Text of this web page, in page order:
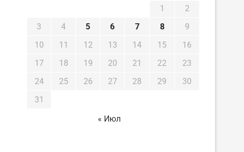
1
2
3
4 5 6 7 8
9
10
11 12 13 14 15
16
17
18 19 20 21 22
23
24
25 26 27 28 29
30
31
« Июл